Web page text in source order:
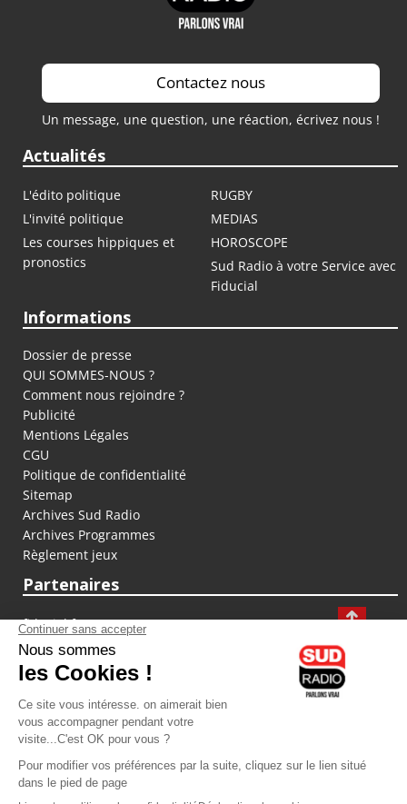
Contactez nous
Un message, une question, une réaction, écrivez nous !
Actualités
L'édito politique
RUGBY
L'invité politique
MEDIAS
Les courses hippiques et
pronostics
HOROSCOPE
Sud Radio à votre Service avec
Fiducial
Informations
Dossier de presse
QUI SOMMES-NOUS ?
Comment nous rejoindre ?
Publicité
Mentions Légales
CGU
Politique de confidentialité
Sitemap
Archives Sud Radio
Archives Programmes
Règlement jeux
Partenaires
fiducial.fr
lyoncapitale.fr
olympique-et-lyonnais.com
L'application Iphone / Android
Téléchargez l'application
Les cookies